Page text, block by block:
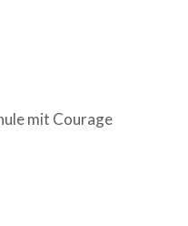
mit Courage